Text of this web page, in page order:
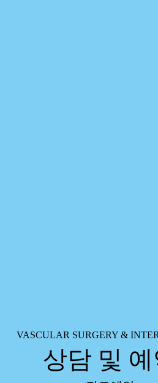
VASCULAR SURGERY &
상담 및